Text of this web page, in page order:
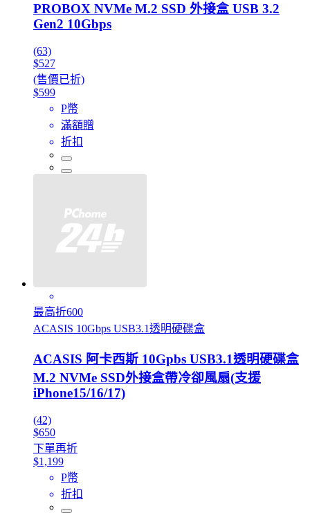
PROBOX NVMe M.2 SSD 外接盒 USB 3.2
Gen2 10Gbps
(63)
$527
(售價已折)
$599
P幣
滿額贈
折扣
最高折600
ACASIS 10Gbps USB3.1透明硬碟盒
ACASIS 阿卡西斯 10Gpbs USB3.1透明硬碟盒
M.2 NVMe SSD外接盒帶冷卻風扇(支援
iPhone15/16/17)
(42)
$650
下單再折
$1,199
P幣
折扣